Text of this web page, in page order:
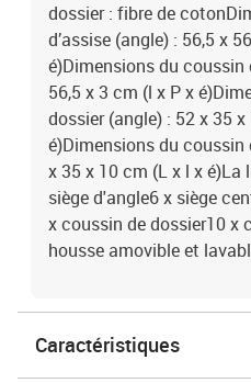
dossier : fibre de
d’assise (angle) : 56,5 x
é)Dimensions du coussin
56,5 x 3 cm (l x P x
dossier (angle) : 52 x 35
é)Dimensions du coussin
x 35 x 10 cm (L x l x
siège d'angle6 x siège
x coussin de dossier10 x
housse amovible et
Caractéristiques